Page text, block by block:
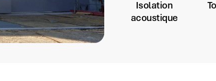
Isolation
acoustique